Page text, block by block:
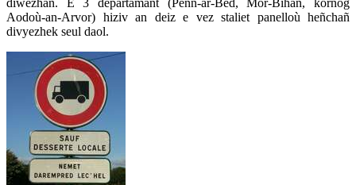
Aodoù-an-Arvor) hiziv an deiz e vez staliet panelloù heñchañ
divyezhek seul daol.